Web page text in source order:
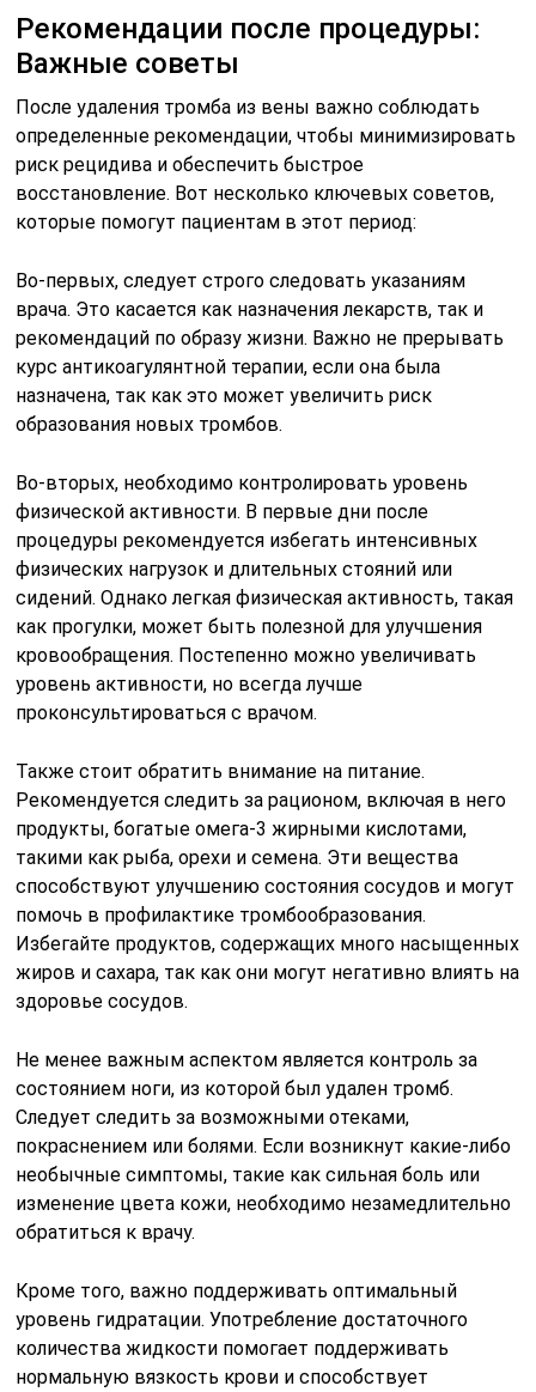
Рекомендации после процедуры:
Важные советы
После удаления тромба из вены важно соблюдать
определенные рекомендации, чтобы минимизировать
риск рецидива и обеспечить быстрое
восстановление. Вот несколько ключевых советов,
которые помогут пациентам в этот период:
Во-первых, следует строго следовать указаниям
врача. Это касается как назначения лекарств, так и
рекомендаций по образу жизни. Важно не прерывать
курс антикоагулянтной терапии, если она была
назначена, так как это может увеличить риск
образования новых тромбов.
Во-вторых, необходимо контролировать уровень
физической активности. В первые дни после
процедуры рекомендуется избегать интенсивных
физических нагрузок и длительных стояний или
сидений. Однако легкая физическая активность, такая
как прогулки, может быть полезной для улучшения
кровообращения. Постепенно можно увеличивать
уровень активности, но всегда лучше
проконсультироваться с врачом.
Также стоит обратить внимание на питание.
Рекомендуется следить за рационом, включая в него
продукты, богатые омега-3 жирными кислотами,
такими как рыба, орехи и семена. Эти вещества
способствуют улучшению состояния сосудов и могут
помочь в профилактике тромбообразования.
Избегайте продуктов, содержащих много насыщенных
жиров и сахара, так как они могут негативно влиять на
здоровье сосудов.
Не менее важным аспектом является контроль за
состоянием ноги, из которой был удален тромб.
Следует следить за возможными отеками,
покраснением или болями. Если возникнут какие-либо
необычные симптомы, такие как сильная боль или
изменение цвета кожи, необходимо незамедлительно
обратиться к врачу.
Кроме того, важно поддерживать оптимальный
уровень гидратации. Употребление достаточного
количества жидкости помогает поддерживать
нормальную вязкость крови и способствует